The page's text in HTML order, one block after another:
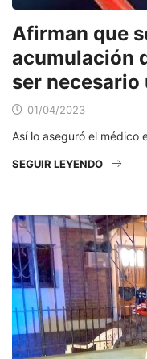
Afirman que
acumulación
ser necesario
01/04/2023
Así lo aseguró el médico
SEGUIR LEYENDO